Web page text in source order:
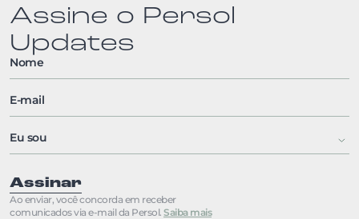
Assine o Persol
Updates
Assinar
Ao enviar, você concorda em receber
comunicados via e-mail da Persol. Saiba mais